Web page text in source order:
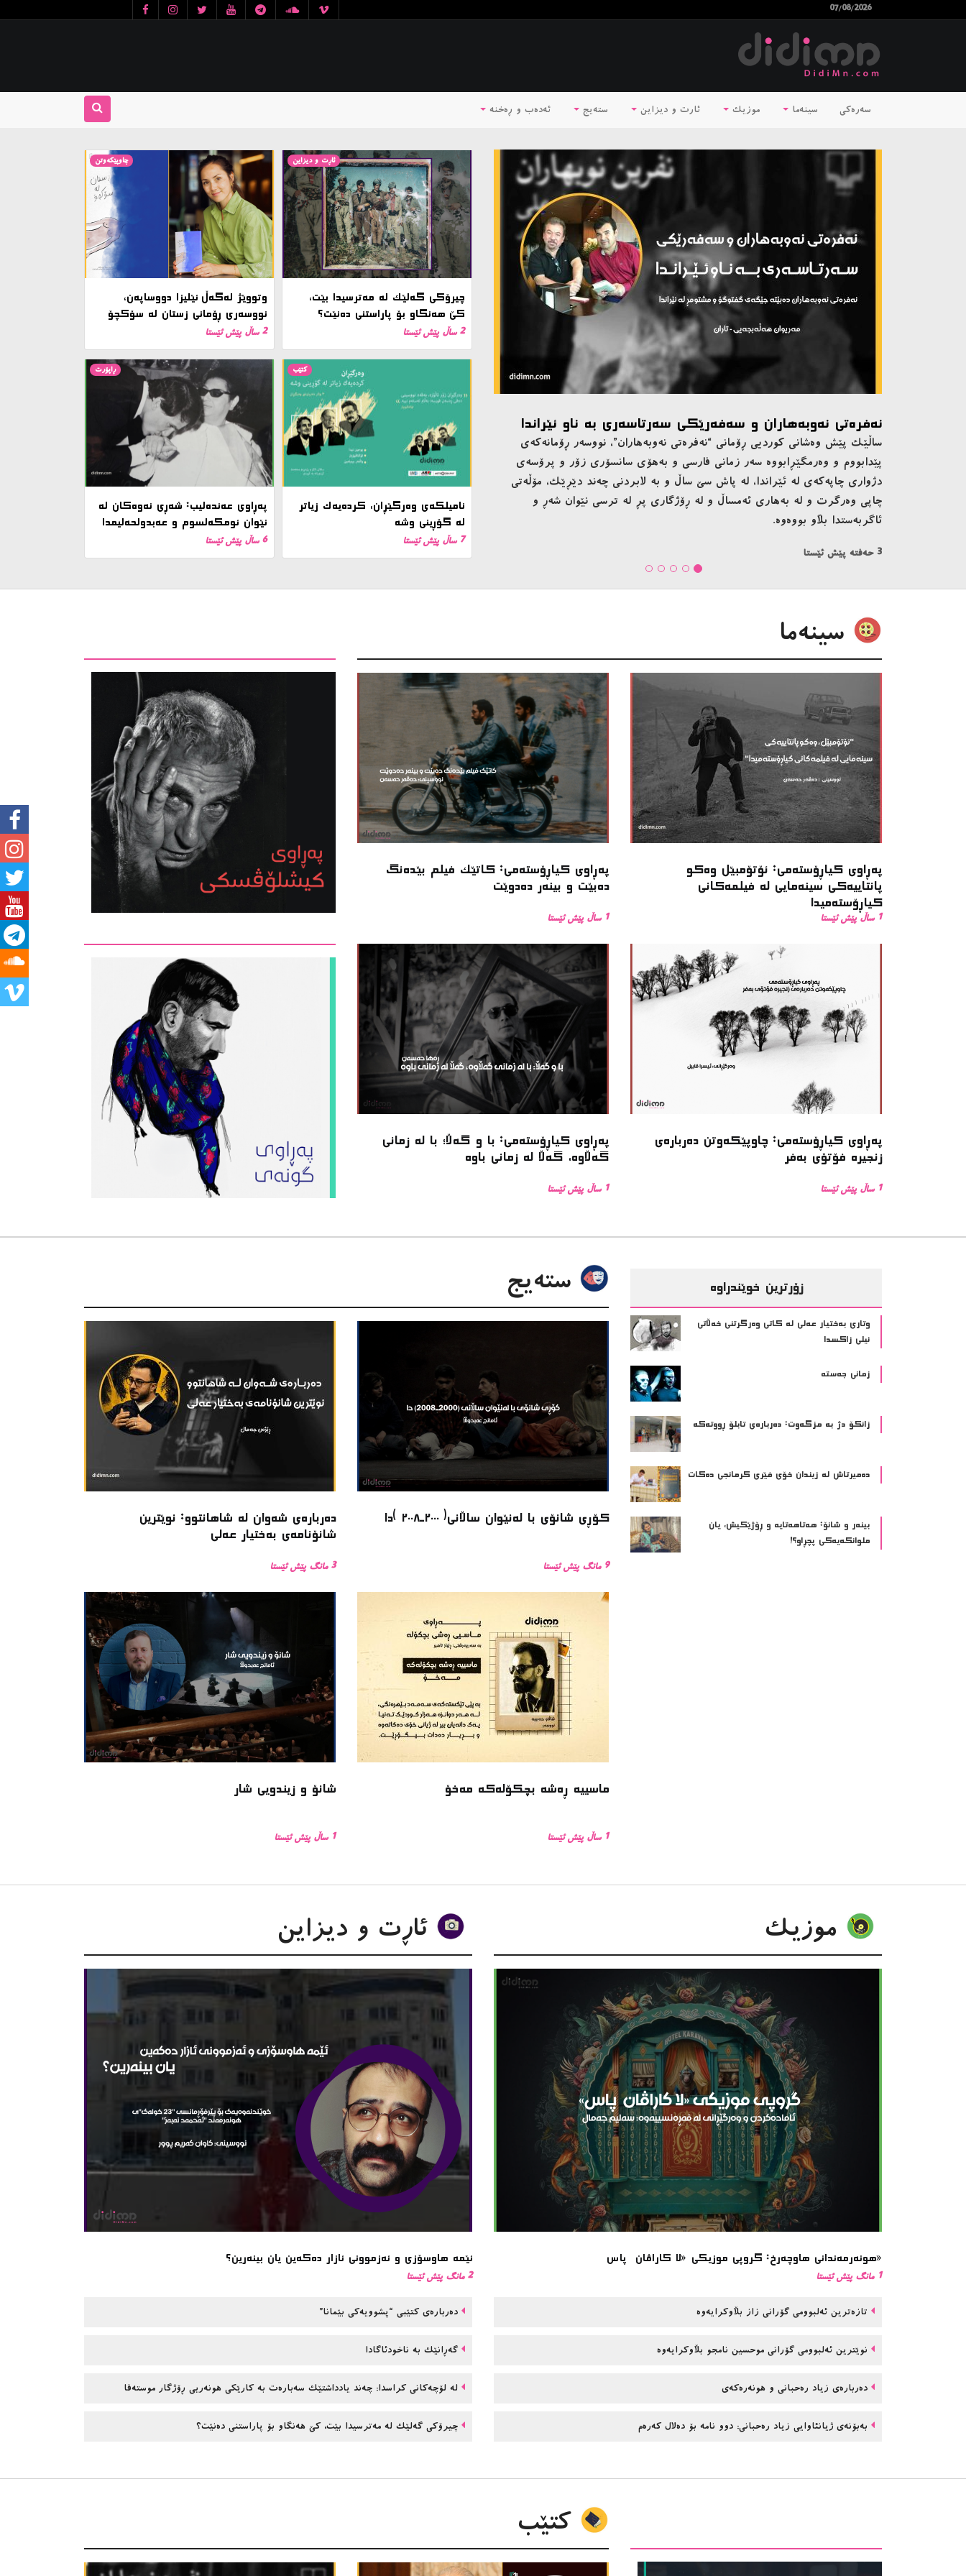
07/08/2026
ئه‌ده‌ب و ڕه‌خنه‌ ستەیج ئارت و دیزاین موزیک سینەما سەرەکی
چاوپێکەوتن
وتووێژ لەگەڵ ئێلیزا دووساپەن،
نووسەری ڕۆمانی زستان لە سۆکچۆ
2 ساڵ پێش ئێستا
ئاڕت و دیزاین
چیرۆکی گەلێک لە مەترسیدا بێت،
کێ هەنگاو بۆ پاراستنی دەنێت؟
2 ساڵ پێش ئێستا
ڕاپۆرت
پەڕاوی عەندەلیب: شەڕی نەوەکان لە
نێوان ئومکەلسوم و عەبدولحەلیمدا
6 ساڵ پێش ئێستا
کتێب
نامیلكه‌ی وەرگێڕان، کردەیەک زیاتر
لە گۆڕینی وشە
7 ساڵ پێش ئێستا
نامەیەکی کراوە بۆ نەوەکەم
شەش مانگی دیکە، پێ دەنێیتە 19 ساڵییەوە. دیارە ڕۆژێکی ئۆکتۆبەری 1976 لە
ئۆردووگایەکی زۆرەملێدا هاتوویتە دنیاوە. نەختێک پێش یان پاش ئەوەی چاوت
بکەیتەوە، هەمان مانگ و ساڵ، باوکتیان کوشتووە: گوللەیەکیان لە مەودای کەمتر لە
نیو مەترەوە بە پشتەملیەوە ناوە. بێچەک بووە و بە دەستی کۆماندۆیەک کوژراوە…
پەڕاوی کیاڕۆستەمی: کاتێک فیلم بێدەنگ
دەبێت و بینەر دەدوێت
1 ساڵ پێش ئێستا
پەڕاوی کیاڕۆستەمی: ئۆتۆمبێل وەکو
پانتاییەکی سینەمایی لە فیلمەکانی
کیاڕۆستەمیدا
1 ساڵ پێش ئێستا
پەڕاوی کیاڕۆستەمی: با و گەڵا؛ با لە زمانی
گەڵاوە، گەڵا لە زمانی باوە
1 ساڵ پێش ئێستا
پەڕاوی کیاڕۆستەمی: چاوپێکەوتن دەربارەی
زنجیرە فۆتۆی بەفر
1 ساڵ پێش ئێستا
دەربارەی شەوان لە شاهانتوو: نوێترین
شانۆنامەی بەختیار عەلی
3 مانگ پێش ئێستا
کۆڕی شانۆی با لەنێوان ساڵانی( ٢٠٠٠ـ٢٠٠٨ )دا
9 مانگ پێش ئێستا
شانۆ و زیندویی شار
1 ساڵ پێش ئێستا
ماسییه ڕەشە بچکۆلەکە مەخۆ
1 ساڵ پێش ئێستا
زۆرترین خوێندراوە
وتاری بەختیار عەلی لە کاتی وەرگرتنی خەڵاتی
نیلی زاکسدا
زمانی جەستە
زانکۆ دژ بە مزگەوت: دەربارەى تابلۆ ڕووتەکە
ده‌میرتاش له‌ زیندان خۆی فێری كرمانجی ده‌كات
بینەر و شانۆ: هەتاھەتایە و ڕۆژێکیش، یان
ملوانکەیەکی پچڕاو؟!
ئاڕت و دیزاین
ئێمە هاوسۆزی و ئەزموونی ئازار دەکەین یان بینەرین؟
2 مانگ پێش ئێستا
دەربارەی کتێبی “پشوویەکی بێمانا”
گەڕانێک بە ناخودئاگادا
لە لۆچەکانی کراسدا: چەند یادداشتێک سەبارەت بە کارێکی هونەریی ڕۆژگار موستەفا
چیرۆکی گەلێک لە مەترسیدا بێت، کێ هەنگاو بۆ پاراستنی دەنێت؟
هونەرمەندانی هاوچەرخ: گروپی موزیكی «لا كاراڤان پاس»
1 مانگ پێش ئێستا
تازەترین ئەلبوومی گۆرانی زاز بڵاوكرایەوە
نوێترین ئەلبوومی گۆرانی موحسین نامجو بڵاوكرایەوە
دەربارەی زیاد رەحبانی و هونەرەکەی
بەبۆنەی ژیانئاوایی زیاد رەحبانی: دوو نامە بۆ دەلال کەرەم
کتێب